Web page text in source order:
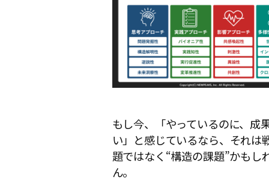
もし今、「やっているのに、成
い」と感じているなら、それは
題ではなく“構造の課題”かもし
ん。